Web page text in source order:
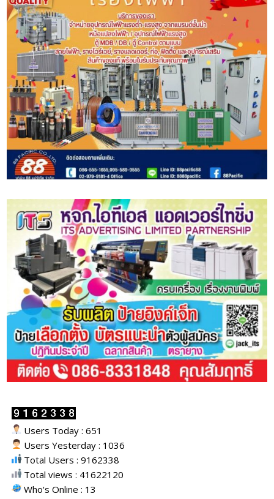
Users Today : 651
Users Yesterday : 1036
Total Users : 9162338
Total views : 41622120
Who's Online : 13